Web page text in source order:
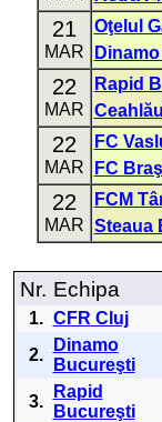
21
MAR
Oţelul
22
MAR
Rapid
22
MAR
FC
FC
22
MAR
FCM
Steaua
Nr. Echipa
1. CFR Cluj
2.
Dinamo
Bucureşti
3.
Rapid
Bucureşti